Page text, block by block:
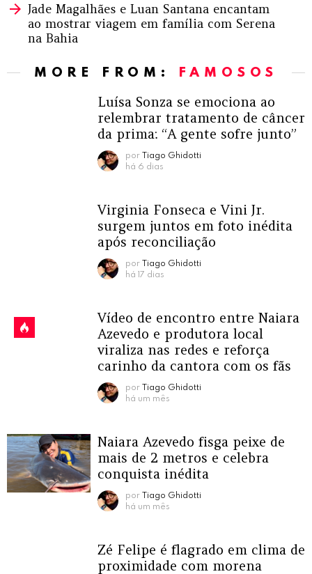
Jade Magalhães e Luan Santana encantam
ao mostrar viagem em família com Serena
na Bahia
MORE FROM: FAMOSOS
Luísa Sonza se emociona ao
relembrar tratamento de câncer
da prima: “A gente sofre junto”
por
Tiago Ghidotti
há 6 dias
Virginia Fonseca e Vini Jr.
surgem juntos em foto inédita
após reconciliação
por
Tiago Ghidotti
há 17 dias
Vídeo de encontro entre Naiara
Azevedo e produtora local
viraliza nas redes e reforça
carinho da cantora com os fãs
por
Tiago Ghidotti
há um mês
Naiara Azevedo fisga peixe de
mais de 2 metros e celebra
conquista inédita
por
Tiago Ghidotti
há um mês
Zé Felipe é flagrado em clima de
proximidade com morena